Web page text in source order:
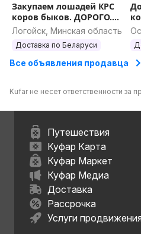
Закупаем лошадей КРС
коров быков. ДОРОГО.
Вся РБ
Логойск, Минская область
Доставка по Беларуси
Все объявления продавца
Kufar не несет ответственности за
Путешествия
Куфар Карта
Куфар Маркет
Куфар Медиа
Доставка
Рассрочка
Услуги продвижения